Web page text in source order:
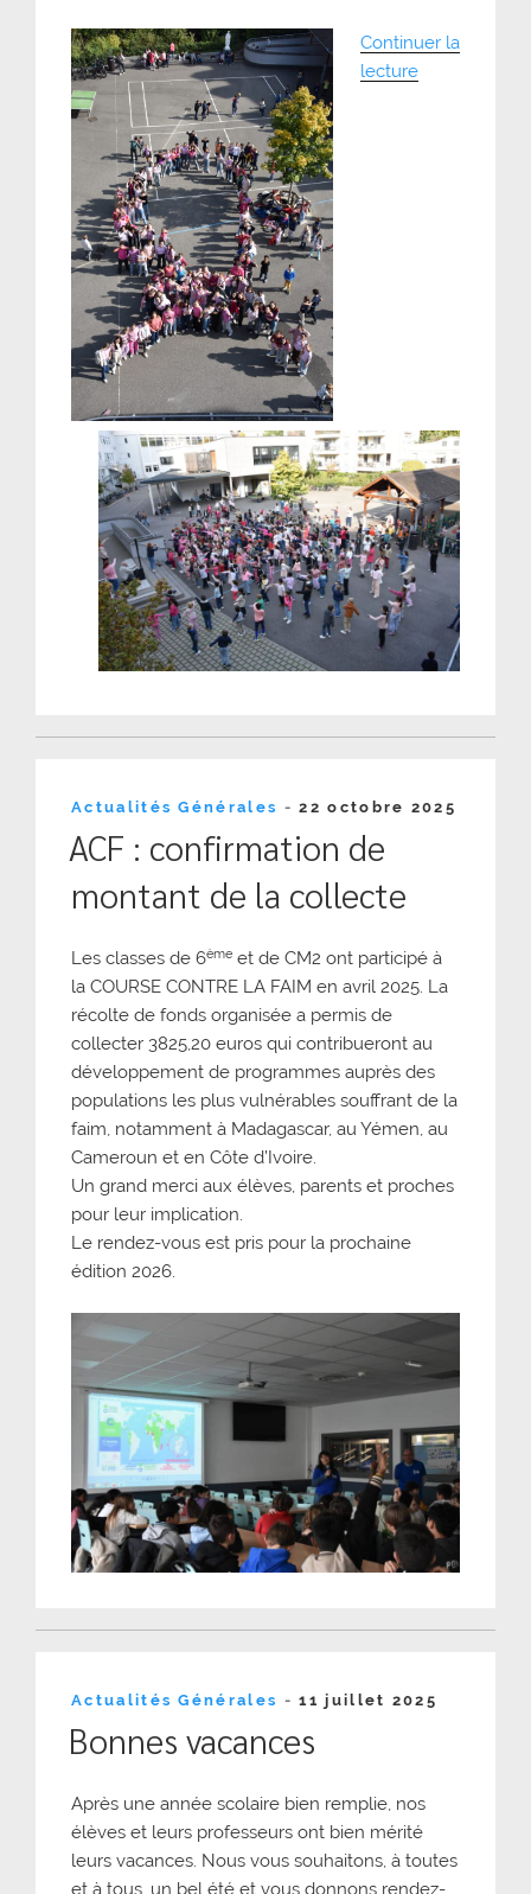
Continuer la
lecturede
Actualités Générales -Publié
22 octobre 2025
ACF : confirmation de
montant de la collecte
Les classes de 6ème et de CM2 ont participé à
la COURSE CONTRE LA FAIM en avril 2025. La
récolte de fonds organisée a permis de
collecter 3825,20 euros qui contribueront au
développement de programmes auprès des
populations les plus vulnérables souffrant de la
faim, notamment à Madagascar, au Yémen, au
Cameroun et en Côte d’Ivoire.
Un grand merci aux élèves, parents et proches
pour leur implication.
Le rendez-vous est pris pour la prochaine
édition 2026.
Actualités Générales -Publié
11 juillet 2025
Bonnes vacances
Après une année scolaire bien remplie, nos
élèves et leurs professeurs ont bien mérité
leurs vacances. Nous vous souhaitons, à toutes
et à tous, un bel été et vous donnons rendez-